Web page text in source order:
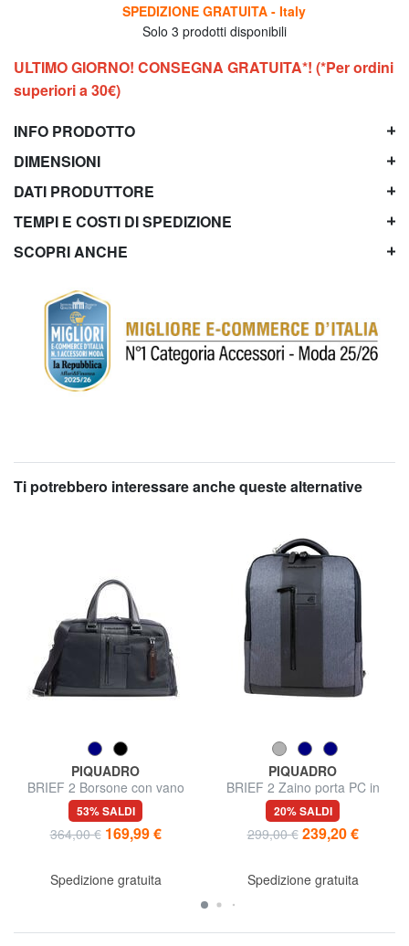
SPEDIZIONE GRATUITA - Italy
Solo 3 prodotti disponibili
ULTIMO GIORNO! CONSEGNA GRATUITA*! (*Per ordini
superiori a 30€)
INFO PRODOTTO
DIMENSIONI
DATI PRODUTTORE
TEMPI E COSTI DI SPEDIZIONE
SCOPRI ANCHE
Ti potrebbero interessare anche queste alternative
PIQUADRO
BRIEF 2 Borsone con vano
porta scarpe
53% SALDI
364,00 € 169,99 €
Spedizione gratuita
PIQUADRO
BRIEF 2 Zaino porta PC in
tessuto riciclato
20% SALDI
299,00 € 239,20 €
Spedizione gratuita